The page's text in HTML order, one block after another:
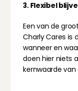
3. Flexibel
Een van de
Charly Cares is
wanneer en
doen hier niets
kernwaarde van